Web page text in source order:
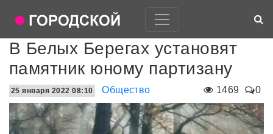
В Белых Берегах установят
памятник юному партизану
1469 0
25 января 2022 08:10 Общество